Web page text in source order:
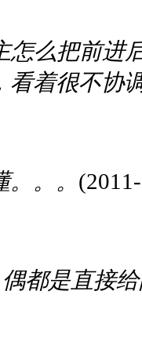
怎么把前进
看着很不协
。。
都是直接